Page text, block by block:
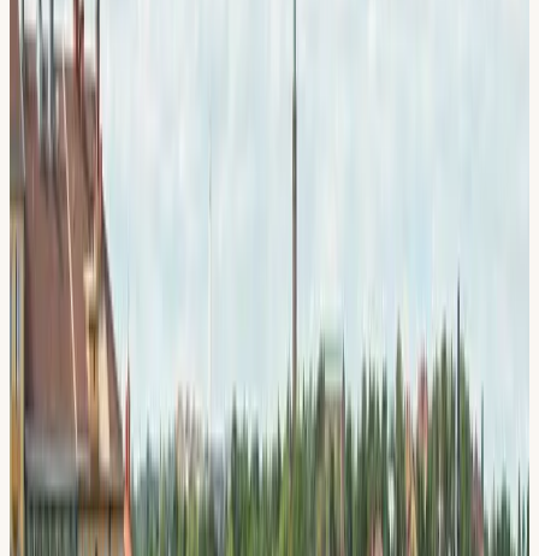
Hem
Körkort i Huddinge
Närmsta lokal:Flemingsberg
Ta körkort iHuddinge